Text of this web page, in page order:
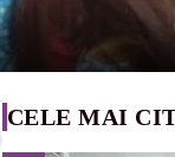
CELE MAI